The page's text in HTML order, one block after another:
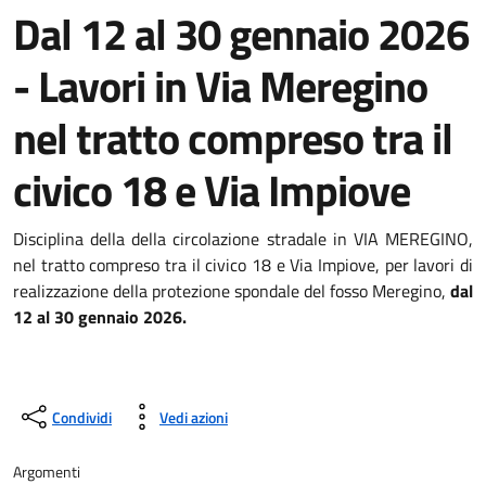
Dal 12 al 30 gennaio 2026
- Lavori in Via Meregino
nel tratto compreso tra il
civico 18 e Via Impiove
Disciplina della della circolazione stradale in VIA MEREGINO,
nel tratto compreso tra il civico 18 e Via Impiove, per lavori di
realizzazione della protezione spondale del fosso Meregino, dal
12 al 30 gennaio 2026.
Condividi Vedi azioni
Argomenti